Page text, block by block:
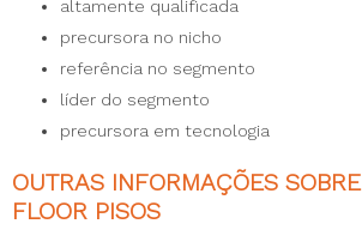
altamente qualificada
precursora no nicho
referência no segmento
líder do segmento
precursora em tecnologia
OUTRAS INFORMAÇÕES
FLOOR PISOS